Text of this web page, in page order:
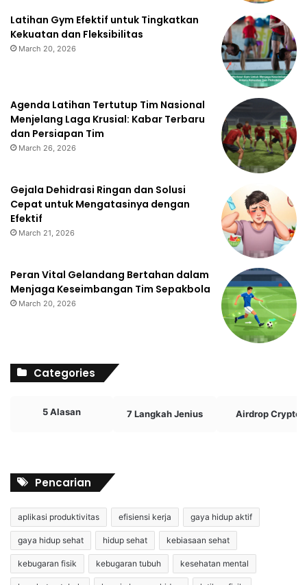
Latihan Gym Efektif untuk Tingkatkan
Kekuatan dan Fleksibilitas
March 20, 2026
Agenda Latihan Tertutup Tim Nasional
Menjelang Laga Krusial: Kabar Terbaru
dan Persiapan Tim
March 26, 2026
Gejala Dehidrasi Ringan dan Solusi
Cepat untuk Mengatasinya dengan
Efektif
March 21, 2026
Peran Vital Gelandang Bertahan dalam
Menjaga Keseimbangan Tim Sepakbola
March 20, 2026
Categories
5 Alasan 7 Langkah Jenius Airdrop Crypto
Pencarian
aplikasi produktivitas efisiensi kerja gaya hidup aktif
gaya hidup sehat hidup sehat kebiasaan sehat
kebugaran fisik kebugaran tubuh kesehatan mental